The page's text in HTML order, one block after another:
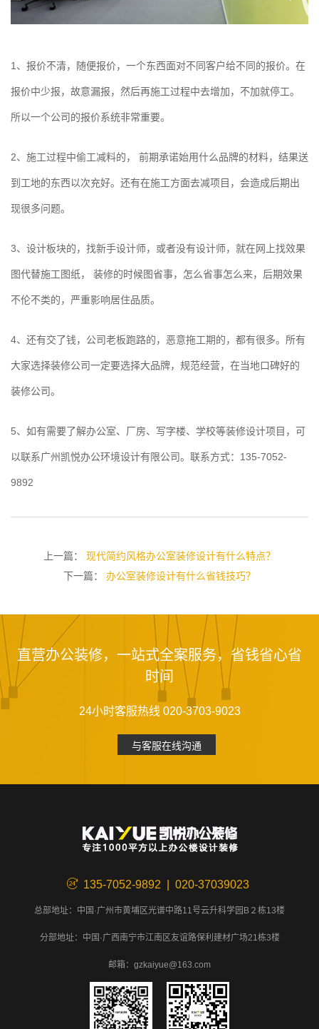
1、报价不清，随便报价，一个东西面对不同客户给不同的报价。在
报价中少报，故意漏报，然后再施工过程中去增加，不加就停工。
所以一个公司的报价系统非常重要。
2、施工过程中偷工减料的， 前期承诺始用什么品牌的材料，结果送
到工地的东西以次充好。还有在施工方面去减项目，会造成后期出
现很多问题。
3、设计板块的，找新手设计师，或者没有设计师，就在网上找效果
图代替施工图纸， 装修的时候图省事，怎么省事怎么来，后期效果
不伦不类的，严重影响居住品质。
4、还有交了钱，公司老板跑路的，恶意拖工期的，都有很多。所有
大家选择装修公司一定要选择大品牌，规范经营，在当地口碑好的
装修公司。
5、如有需要了解办公室、厂房、写字楼、学校等装修设计项目，可
以联系广州凯悦办公环境设计有限公司。联系方式：135-7052-
9892
上一篇： 现代简约风格办公室装修设计有什么特点？
下一篇： 办公室装修设计有什么省钱技巧？
直营办公装修，一站式全案服务，省钱省心省
时间
24小时客服热线 020-3703-9023
与客服在线沟通
135-7052-9892 | 020-37039023
总部地址：中国·广州市黄埔区光谱中路11号云升科学园B２栋13楼
分部地址：中国·广西南宁市江南区友谊路保利建材广场21栋3楼
邮箱：gzkaiyue@163.com